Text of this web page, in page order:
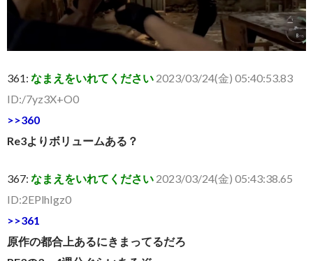
361: なまえをいれてください 2023/03/24(金) 05:40:53.83
ID:/7yz3X+O0
>>360
Re3よりボリュームある？
367: なまえをいれてください 2023/03/24(金) 05:43:38.65
ID:2EPlhIgz0
>>361
原作の都合上あるにきまってるだろ